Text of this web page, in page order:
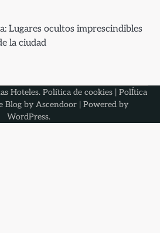
Lugares ocultos imprescindibles
la ciudad
Hoteles. Política de cookies| PolÍtica
Blog by Ascendoor| Powered by
WordPress.